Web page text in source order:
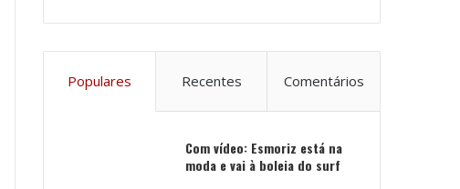
Populares Recentes Comentários
Com vídeo: Esmoriz está na
moda e vai à boleia do surf